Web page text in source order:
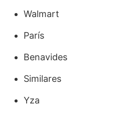
Walmart
París
Benavides
Similares
Yza